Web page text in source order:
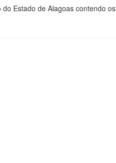
Estado de Alagoas contendo os